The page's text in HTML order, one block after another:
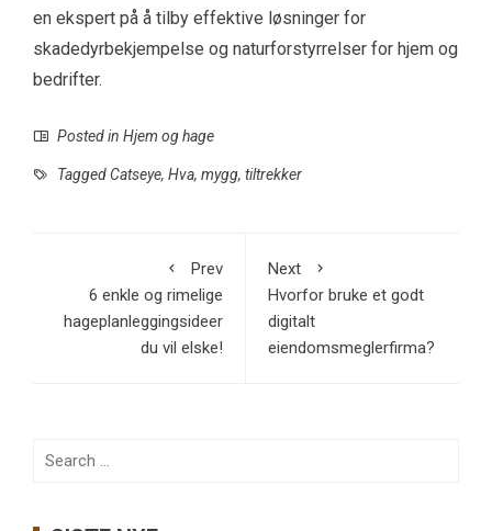
en ekspert på å tilby effektive løsninger for
skadedyrbekjempelse og naturforstyrrelser for hjem og
bedrifter.
Posted in Hjem og hage
Tagged Catseye, Hva, mygg, tiltrekker
Prev
6 enkle og rimelige
hageplanleggingsideer
du vil elske!
Next
Hvorfor bruke et godt
digitalt
eiendomsmeglerfirma?
Search